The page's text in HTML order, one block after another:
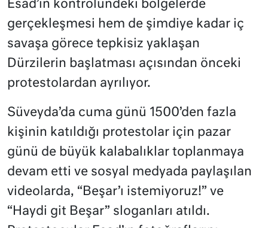
Esad’ın kontrolündeki bölgelerde
gerçekleşmesi hem de şimdiye kadar iç
savaşa görece tepkisiz yaklaşan
Dürzilerin başlatması açısından önceki
protestolardan ayrılıyor.
Süveyda’da cuma günü 1500’den fazla
kişinin katıldığı protestolar için pazar
günü de büyük kalabalıklar toplanmaya
devam etti ve sosyal medyada paylaşılan
videolarda, “Beşar’ı istemiyoruz!” ve
“Haydi git Beşar” sloganları atıldı.